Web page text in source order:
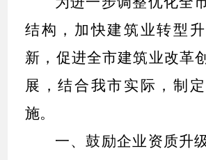
结构，加快建筑业转型
新，促进全市建筑业改革
展，结合我市实际，制
施。
一、鼓励企业资质升级